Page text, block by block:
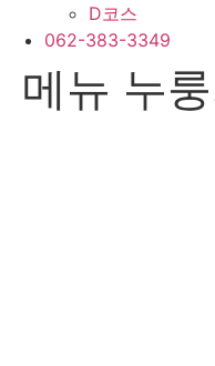
D코스
062-383-3349
메뉴 누